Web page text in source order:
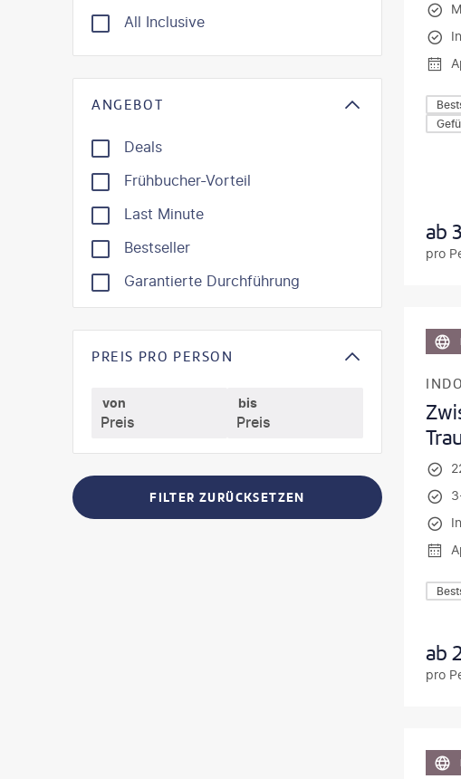
All Inclusive
ANGEBOT
Deals
Frühbucher-Vorteil
Last Minute
Bestseller
Garantierte Durchführung
PREIS PRO PERSON
von bis
FILTER ZURÜCKSETZEN
ab
pro
ab
pro